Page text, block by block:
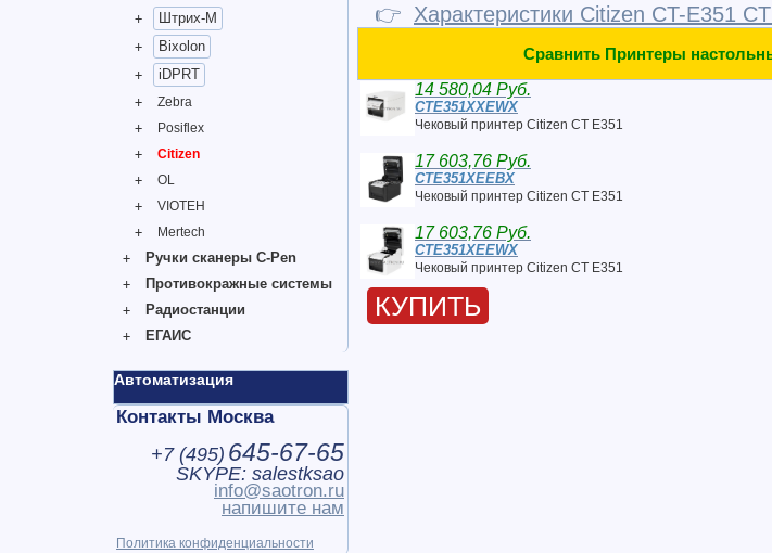
Штрих-М
Bixolon
iDPRT
Zebra
Posiflex
Citizen
OL
VIOTEH
Mertech
Ручки сканеры C-Pen
Противокражные системы
Радиостанции
ЕГАИС
Автоматизация
Контакты Москва
+7 (495) 645-67-65
SKYPE: salestksao
info@saotron.ru
напишите нам
Политика конфиденциальности
👉 Характеристики Citizen CT-E351
Сравнить Принтеры
14 580,04 Руб.
CTE351XXEWX
Чековый принтер Citizen CT E351
17 603,76 Руб.
CTE351XEEBX
Чековый принтер Citizen CT E351
17 603,76 Руб.
CTE351XEEWX
Чековый принтер Citizen CT E351
КУПИТЬ